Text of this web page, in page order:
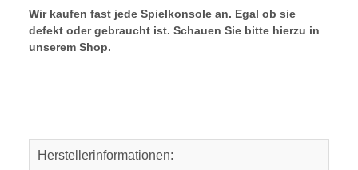
Wir kaufen fast jede Spielkonsole an. Egal ob sie
defekt oder gebraucht ist. Schauen Sie bitte hierzu in
unserem Shop.
Herstellerinformationen: